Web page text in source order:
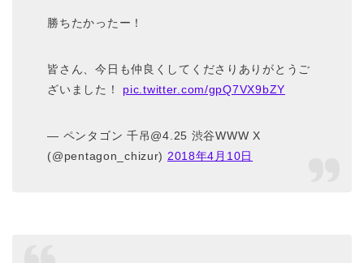
勝ちたかったー！
皆さん、今日も仲良くしてくださりありがとうご
ざいました！ pic.twitter.com/gpQ7VX9bZY
— ペンタゴン 千吊@4.25 渋谷WWW X
(@pentagon_chizur) 2018年4月10日